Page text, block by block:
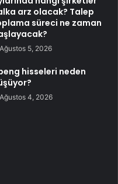
arz olacak? Talep
süreci ne zaman
Ağustos 5, 2026
hisseleri neden
Ağustos 4, 2026